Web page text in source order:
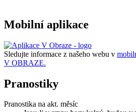
Mobilní aplikace
Sledujte informace z našeho webu v
V OBRAZE.
Pranostiky
Pranostika na akt. měsíc